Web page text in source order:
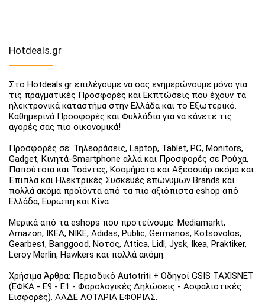
Hotdeals.gr
Στο Hotdeals.gr επιλέγουμε να σας ενημερώνουμε μόνο για
τις πραγματικές Προσφορές και Εκπτώσεις που έχουν τα
ηλεκτρονικά καταστήμα στην Ελλάδα και το Εξωτερικό.
Καθημερινά Προσφορές και Φυλλάδια για να κάνετε τις
αγορές σας πιο οικονομικά!
Προσφορές σε: Τηλεοράσεις, Laptop, Tablet, PC, Monitors,
Gadget, Κινητά-Smartphone αλλά και Προσφορές σε Ρούχα,
Παπούτσια και Τσάντες, Κοσμήματα και Αξεσουάρ ακόμα και
Έπιπλα και Ηλεκτρικές Συσκευές επώνυμων Brands και
πολλά ακόμα προϊόντα από τα πιο αξιόπιστα eshop από
Ελλάδα, Ευρώπη και Κίνα.
Μερικά από τα eshops που προτείνουμε: Mediamarkt,
Amazon, IKEA, NIKE, Adidas, Public, Germanos, Kotsovolos,
Gearbest, Banggood, Νοτος, Attica, Lidl, Jysk, Ikea, Praktiker,
Leroy Merlin, Hawkers και πολλά ακόμη.
Χρήσιμα Άρθρα: Περιοδικό Autotriti + Οδηγοί GSIS TAXISNET
(ΕΦΚΑ - Ε9 - Ε1 - Φορολογικές Δηλώσεις - Ασφαλιστικές
Εισφορές). ΑΑΔΕ ΛΟΤΑΡΙΑ ΕΦΟΡΙΑΣ.